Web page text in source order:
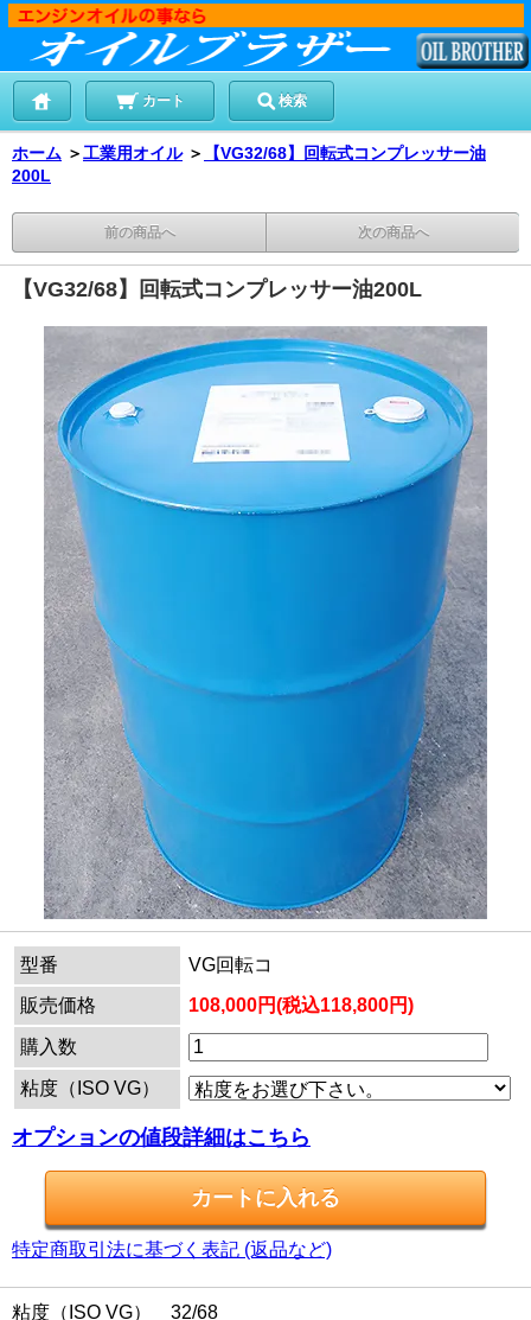
カート 検索
ホーム ＞工業用オイル ＞
【VG32/68】回転式コンプレッサー油
200L
前の商品へ 次の商品へ
【VG32/68】回転式コンプレッサー油200L
型番
VG回転コ
販売価格
108,000円(税込118,800円)
購入数
粘度（ISO VG）
オプションの値段詳細はこちら
特定商取引法に基づく表記 (返品など)
粘度（ISO VG） 32/68